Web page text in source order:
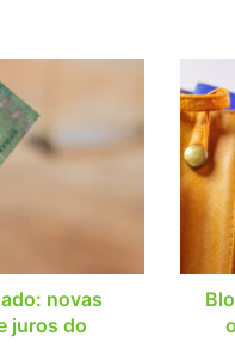
novas
juros do
e
do
Cartão
que
fazer